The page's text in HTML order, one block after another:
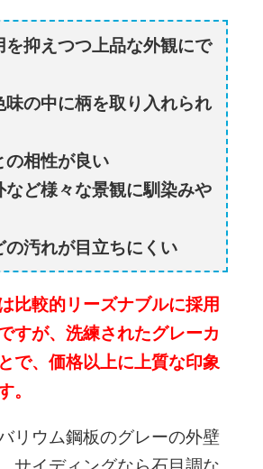
を抑えつつ上品な外観にで
味の中に柄を取り入れられ
の相性が良い
など様々な景観に馴染みや
の汚れが目立ちにくい
比較的リーズナブルに採用
すが、洗練されたグレーカ
で、価格以上に上質な印象
。
リウム鋼板のグレーの外壁